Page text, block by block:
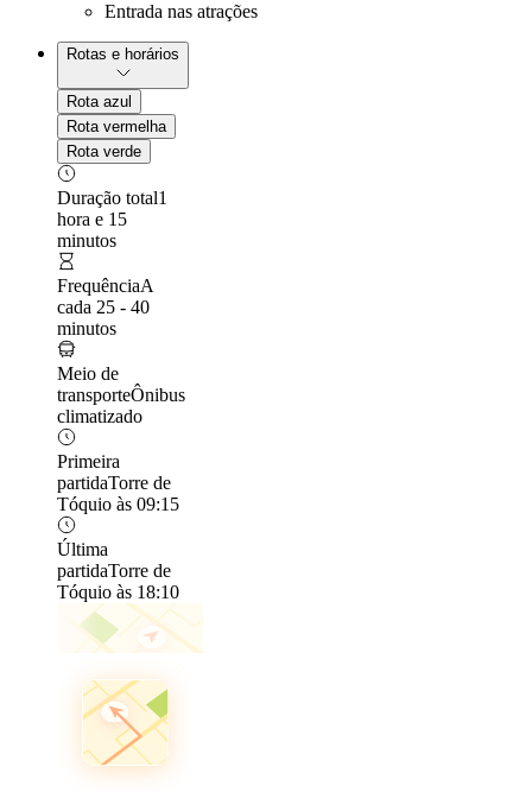
Entrada nas atrações
Rotas e horários
Rota azul
Rota vermelha
Rota verde
Duração total1
hora e 15
minutos
FrequênciaA
cada 25 - 40
minutos
Meio de
transporteÔnibus
climatizado
Primeira
partidaTorre de
Tóquio às 09:15
Última
partidaTorre de
Tóquio às 18:10